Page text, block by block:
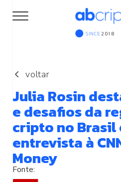
SINCE 2018
voltar
Julia Rosin
e desafios da
cripto no Brasil
entrevista à
Money